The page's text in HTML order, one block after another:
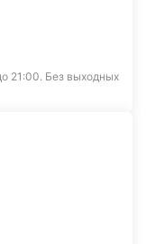
21:00. Без выходных